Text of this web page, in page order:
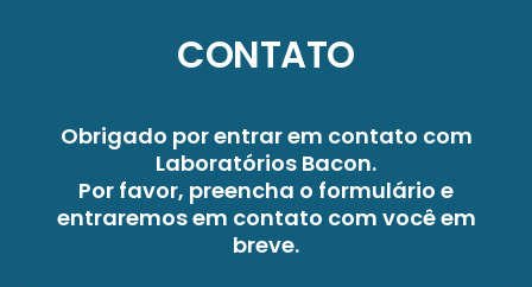
CONTATO
Obrigado por entrar em contato com
Laboratórios Bacon.
Por favor, preencha o formulário e
entraremos em contato com você em
breve.